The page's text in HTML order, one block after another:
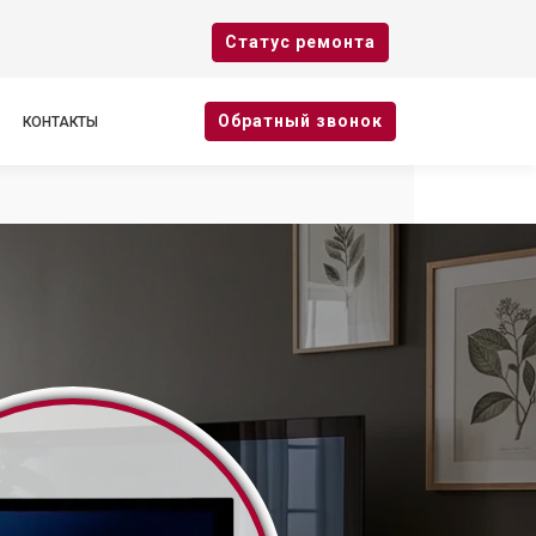
Cтатус ремонта
КОНТАКТЫ Oбратный звонок